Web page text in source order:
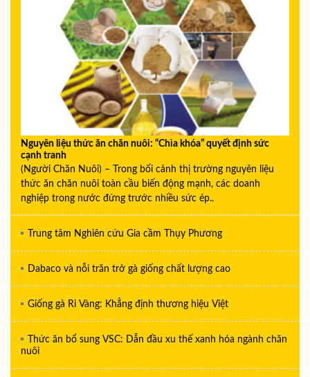
Nguyên liệu thức ăn chăn nuôi: “Chìa khóa” quyết định sức
cạnh tranh
(Người Chăn Nuôi) – Trong bối cảnh thị trường nguyên liệu
thức ăn chăn nuôi toàn cầu biến động mạnh, các doanh
nghiệp trong nước đứng trước nhiều sức ép..
Trung tâm Nghiên cứu Gia cầm Thụy Phương
Dabaco và nỗi trăn trở gà giống chất lượng cao
Giống gà Ri Vàng: Khẳng định thương hiệu Việt
Thức ăn bổ sung VSC: Dẫn đầu xu thế xanh hóa ngành chăn
nuôi